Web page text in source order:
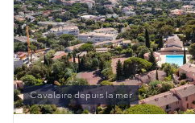
Cavalaire depuis la mer